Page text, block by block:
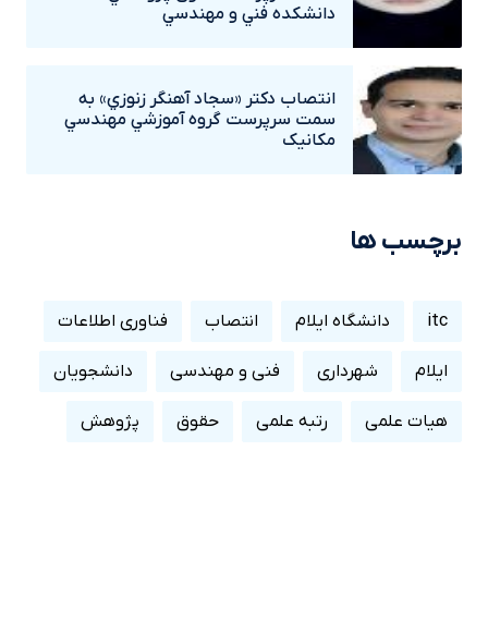
دانشکده فني و مهندسي
انتصاب دکتر «سجاد آهنگر زنوزي» به
سمت سرپرست گروه آموزشي مهندسي
مکانيک
برچسب ها
itc دانشگاه ایلام انتصاب فناوری اطلاعات
ایلام شهرداری فنی و مهندسی دانشجویان
هیات علمی رتبه علمی حقوق پژوهش